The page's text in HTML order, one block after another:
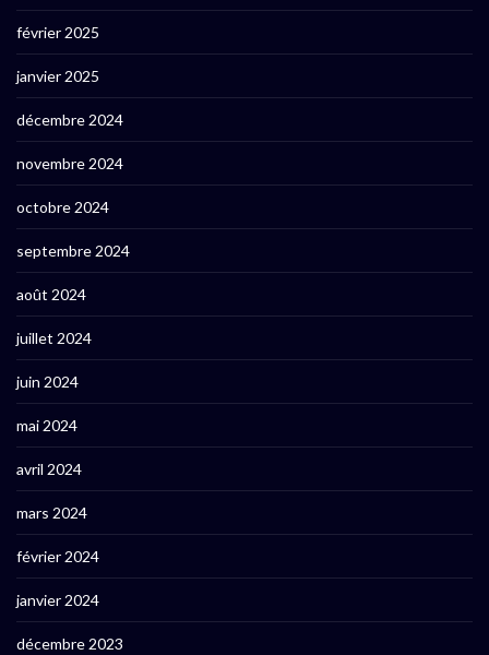
février 2025
janvier 2025
décembre 2024
novembre 2024
octobre 2024
septembre 2024
août 2024
juillet 2024
juin 2024
mai 2024
avril 2024
mars 2024
février 2024
janvier 2024
décembre 2023